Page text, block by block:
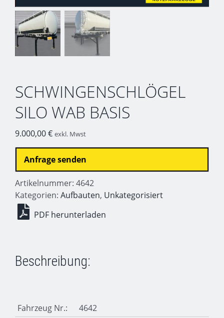
SCHWINGENSCHLÖGEL
SILO WAB BASIS
9.000,00€ exkl. Mwst
Anfrage senden
Artikelnummer: 4642
Kategorien: Aufbauten, Unkategorisiert
PDF herunterladen
Beschreibung:
Fahrzeug Nr.: 4642